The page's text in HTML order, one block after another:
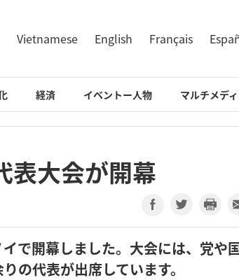
Vietnamese English Français
経済 イベントー人物 マルチメデ
表大会が開幕
で開幕しました。大会には、党や
の代表が出席しています。